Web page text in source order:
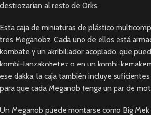
destrozarían al resto de Orks.
Esta caja de miniaturas de plástico
tres Meganobz. Cada uno de ellos está
kombate y un akribillador acoplado, que
kombi-lanzakohetez o en un kombi-
ese dakka, la caja también incluye
para que cada Meganob tenga un par de
Un Meganob puede montarse como Big